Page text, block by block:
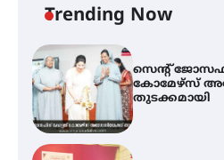
Trending Now
കോമേഴ്സ്
എസ് എൻ
വിദ്യാർത്ഥികൾ